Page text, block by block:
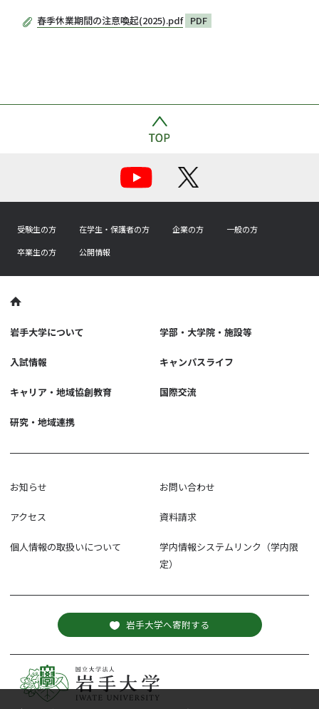
春季休業期間の注意喚起(2025).pdf PDF
受験生の方 在学生・保護者の方 企業の方
一般の方
卒業生の方
公開情報
岩手大学について 学部・大学院・施設等
入試情報 キャンパスライフ
キャリア・地域協創教育 国際交流
研究・地域連携
お知らせ お問い合わせ
アクセス 資料請求
個人情報の取扱いについて
学内情報システムリンク（学内限
定）
岩手大学へ寄附する